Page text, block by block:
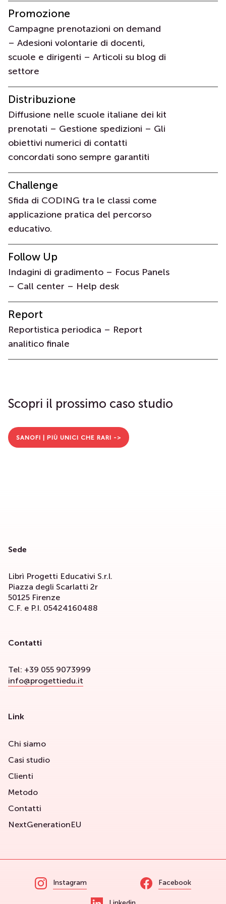
Promozione
Campagne prenotazioni on demand
– Adesioni volontarie di docenti,
scuole e dirigenti – Articoli su blog di
settore
Distribuzione
Diffusione nelle scuole italiane dei kit
prenotati – Gestione spedizioni – Gli
obiettivi numerici di contatti
concordati sono sempre garantiti
Challenge
Sfida di CODING tra le classi come
applicazione pratica del percorso
educativo.
Follow Up
Indagini di gradimento – Focus Panels
– Call center – Help desk
Report
Reportistica periodica – Report
analitico finale
Scopri il prossimo caso studio
SANOFI | PIÙ UNICI CHE RARI ->
Sede
Librì Progetti Educativi S.r.l.
Piazza degli Scarlatti 2r
50125 Firenze
C.F. e P.I. 05424160488
Contatti
Tel: +39 055 9073999
info@progettiedu.it
Link
Chi siamo
Casi studio
Clienti
Metodo
Contatti
NextGenerationEU
Instagram Facebook